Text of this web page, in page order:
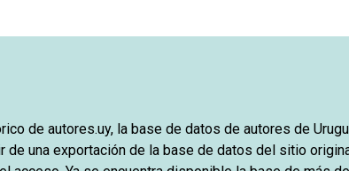
de autores.uy, la base de datos de autores de
de una exportación de la base de datos del sitio